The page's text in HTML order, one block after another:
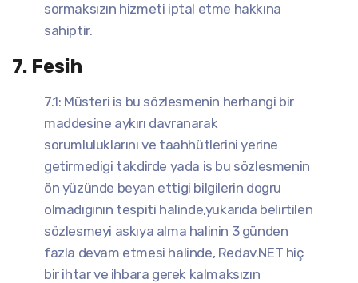
sormaksızın hizmeti iptal etme hakkına
sahiptir.
7. Fesih
7.1: Müsteri is bu sözlesmenin herhangi bir
maddesine aykırı davranarak
sorumluluklarını ve taahhütlerini yerine
getirmedigi takdirde yada is bu sözlesmenin
ön yüzünde beyan ettigi bilgilerin dogru
olmadıgının tespiti halinde,yukarıda belirtilen
sözlesmeyi askıya alma halinin 3 günden
fazla devam etmesi halinde, Redav.NET hiç
bir ihtar ve ihbara gerek kalmaksızın